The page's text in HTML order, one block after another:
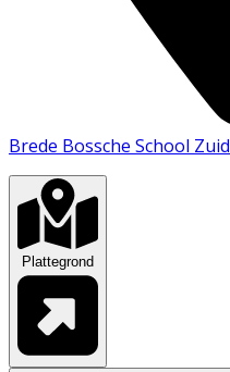
Brede Bossche School Zuid
Plattegrond